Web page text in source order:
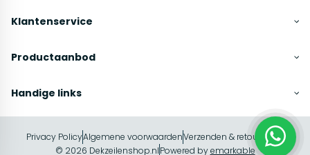
In winkelwagen
Klantenservice
Productaanbod
Handige links
Privacy PolicyAlgemene voorwaardenVerzenden & retourneren
© 2026 Dekzeilenshop.nlPowered byemarkable